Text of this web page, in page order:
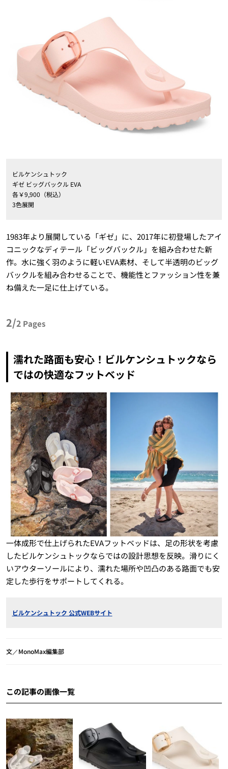
ビルケンシュトック
ギゼ ビッグバックル EVA
各￥9,900（税込）
3色展開
1983年より展開している「ギゼ」に、2017年に初登場したアイ
コニックなディテール「ビッグバックル」を組み合わせた新
作。水に強く羽のように軽いEVA素材、そして半透明のビッグ
バックルを組み合わせることで、機能性とファッション性を兼
ね備えた一足に仕上げている。
2/2 Pages
濡れた路面も安心！ビルケンシュトックなら
ではの快適なフットベッド
一体成形で仕上げられたEVAフットベッドは、足の形状を考慮
したビルケンシュトックならではの設計思想を反映。滑りにく
いアウターソールにより、濡れた場所や凹凸のある路面でも安
定した歩行をサポートしてくれる。
ビルケンシュトック 公式WEBサイト
文／MonoMax編集部
この記事の画像一覧